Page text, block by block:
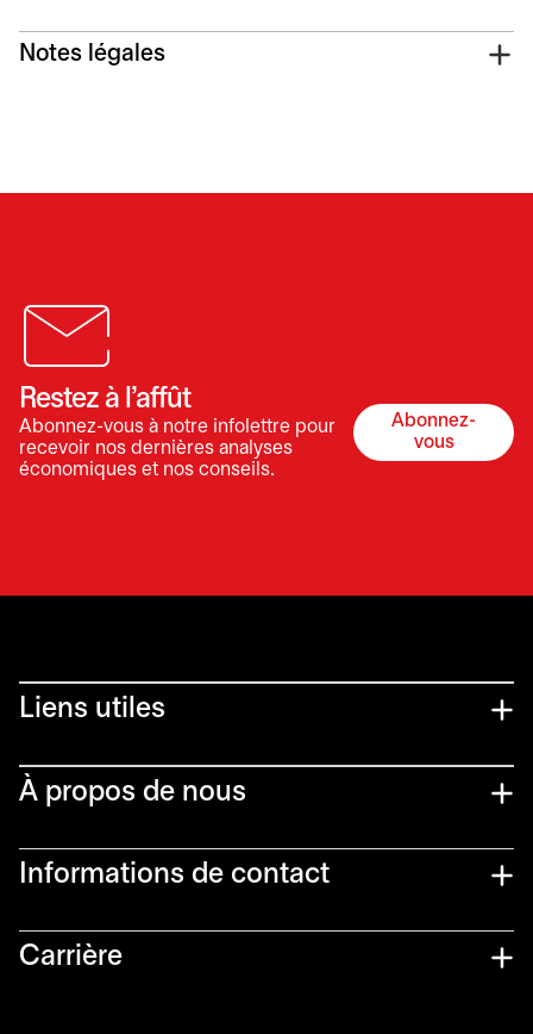
Notes légales
Restez à l’affût
Abonnez-vous à notre infolettre pour
recevoir nos dernières analyses
économiques et nos conseils.
Abonnez-
vous
s’ouvre
Liens utiles​
À propos de nous
Informations de contact​
Carrière